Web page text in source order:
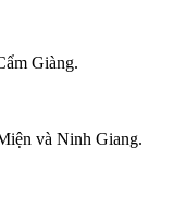
Giàng.
và Ninh Giang.